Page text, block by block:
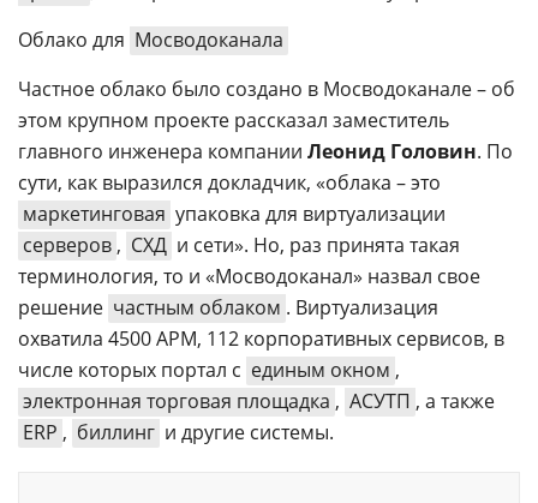
Облако для Мосводоканала
Частное облако было создано в Мосводоканале – об
этом крупном проекте рассказал заместитель
главного инженера компании Леонид Головин. По
сути, как выразился докладчик, «облака – это
маркетинговая упаковка для виртуализации
серверов , СХД и сети». Но, раз принята такая
терминология, то и «Мосводоканал» назвал свое
решение частным облаком . Виртуализация
охватила 4500 АРМ, 112 корпоративных сервисов, в
числе которых портал с единым окном ,
электронная торговая площадка , АСУТП , а также
ERP , биллинг и другие системы.